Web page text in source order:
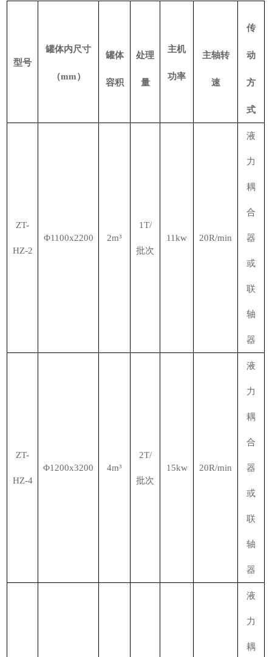
型号
罐体内尺寸
（mm）
罐体
容积
处理
量
主机
功率
主轴转
速
传
动
方
式
ZT-
HZ-2
Φ1100x2200 2m³
1T/
批次
11kw 20R/min
液
力
耦
合
器
或
联
轴
器
ZT-
HZ-4
Φ1200x3200 4m³
2T/
批次
15kw 20R/min
液
力
耦
合
器
或
联
轴
器
液
力
耦